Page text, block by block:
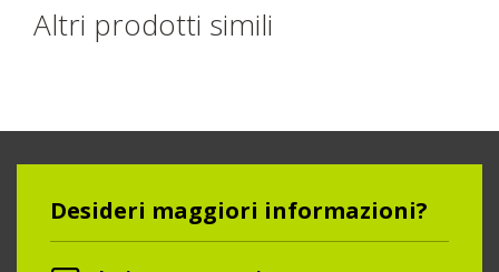
Altri prodotti simili
Desideri maggiori informazioni?